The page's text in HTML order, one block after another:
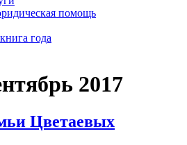
помощь
года
2017
Цветаевых